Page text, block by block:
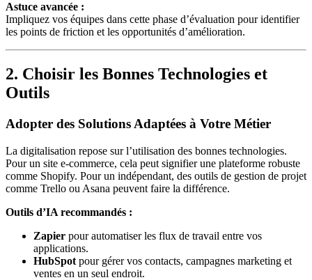
Astuce avancée :
Impliquez vos équipes dans cette phase d’évaluation pour identifier
les points de friction et les opportunités d’amélioration.
2. Choisir les Bonnes Technologies et
Outils
Adopter des Solutions Adaptées à Votre Métier
La digitalisation repose sur l’utilisation des bonnes technologies.
Pour un site e-commerce, cela peut signifier une plateforme robuste
comme Shopify. Pour un indépendant, des outils de gestion de projet
comme Trello ou Asana peuvent faire la différence.
Outils d’IA recommandés :
Zapier pour automatiser les flux de travail entre vos
applications.
HubSpot pour gérer vos contacts, campagnes marketing et
ventes en un seul endroit.